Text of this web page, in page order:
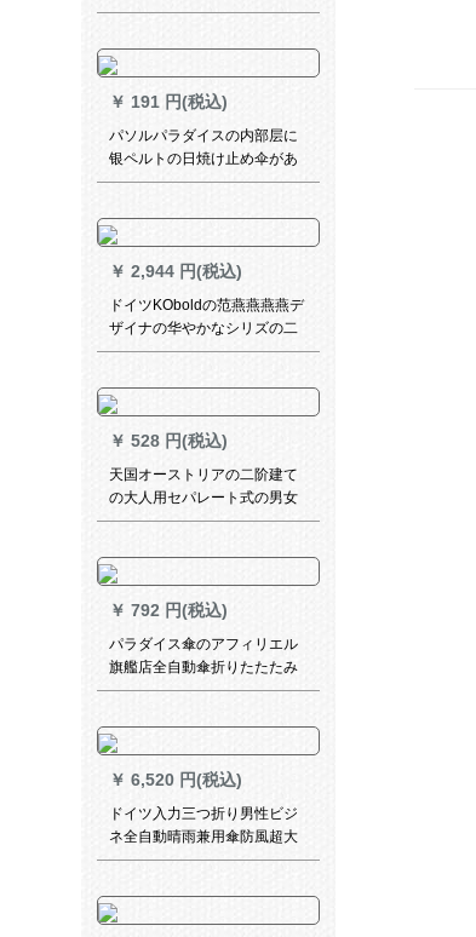
い防风カバーバUV伞アプレッ
前雨カーンテン
￥ 191 円(税込)
パソルパラダイスの内部层に
银ペルトの日焼け止め伞があ
ります。紫外線対策パラソル
￥ 2,944 円(税込)
ドイツKOboldの范燕燕燕燕デ
ザイナの华やかなシリズの二
阶建ての日烧け止め紫外线の
の伞は紫外线の日伞をガード
します。
￥ 528 円(税込)
天国オーストリアの二阶建て
の大人用セパレート式の男女
电气自动车のポンチ21-7 AXジ
（180-185）
￥ 792 円(税込)
パラダイス傘のアフィリエル
旗艦店全自動傘折りたたたみ
みビル晴雨兼用傘ペア大傘男
CM*8 K
￥ 6,520 円(税込)
ドイツ入力三つ折り男性ビジ
ネ全自動晴雨兼用傘防風超大
型ペア傘実木柄青木柄（全自